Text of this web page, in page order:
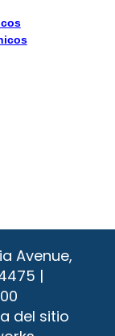
Avenue,
|
del sitio